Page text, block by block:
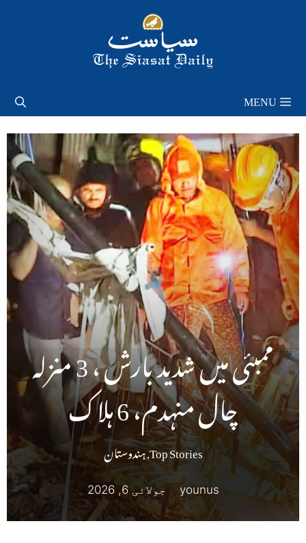
MENU
ممبئی میں شدید بارش ، 3 منزلہ
چال منہدم، 6 ہلاک
Top Stories
,ہندوستان
younus جولائی 6, 2026